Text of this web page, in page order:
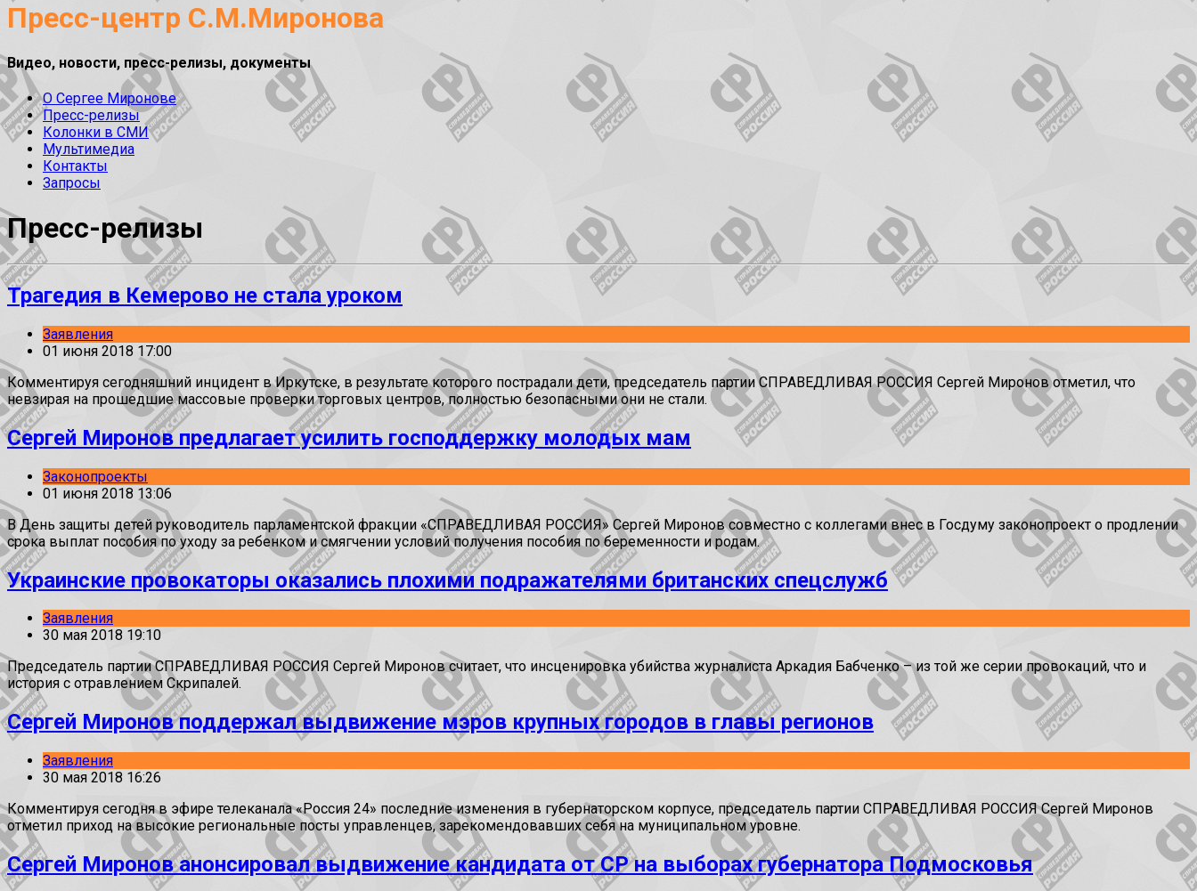
Пресс-центр С.М.Миронова
Видео, новости, пресс-релизы, документы
О Сергее Миронове
Пресс-релизы
Колонки в СМИ
Мультимедиа
Контакты
Запросы
Пресс-релизы
Трагедия в Кемерово не стала уроком
Заявления
01 июня 2018 17:00
Комментируя сегодняшний инцидент в Иркутске, в результате которого пострадали дети, председатель партии СПРАВЕДЛИВАЯ РОССИЯ Сергей Миронов отметил, что
невзирая на прошедшие массовые проверки торговых центров, полностью безопасными они не стали.
Сергей Миронов предлагает усилить господдержку молодых мам
Законопроекты
01 июня 2018 13:06
В День защиты детей руководитель парламентской фракции «СПРАВЕДЛИВАЯ РОССИЯ» Сергей Миронов совместно с коллегами внес в Госдуму законопроект о продлении
срока выплат пособия по уходу за ребенком и смягчении условий получения пособия по беременности и родам.
Украинские провокаторы оказались плохими подражателями британских спецслужб
Заявления
30 мая 2018 19:10
Председатель партии СПРАВЕДЛИВАЯ РОССИЯ Сергей Миронов считает, что инсценировка убийства журналиста Аркадия Бабченко – из той же серии провокаций, что и
история с отравлением Скрипалей.
Сергей Миронов поддержал выдвижение мэров крупных городов в главы регионов
Заявления
30 мая 2018 16:26
Комментируя сегодня в эфире телеканала «Россия 24» последние изменения в губернаторском корпусе, председатель партии СПРАВЕДЛИВАЯ РОССИЯ Сергей Миронов
отметил приход на высокие региональные посты управленцев, зарекомендовавших себя на муниципальном уровне.
Сергей Миронов анонсировал выдвижение кандидата от СР на выборах губернатора Подмосковья